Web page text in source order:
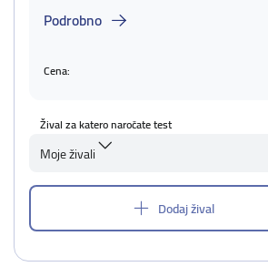
Podrobno
Cena:
Žival za katero naročate test
Moje živali
Dodaj žival